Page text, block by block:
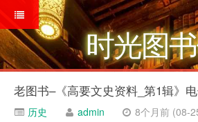
时光图
老图书–《高要文史资料_第1辑》
历史 admin 8个月前 (08-